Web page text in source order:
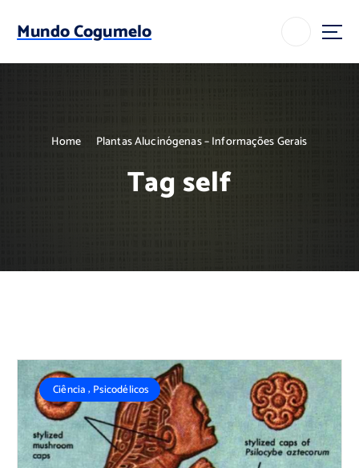
p
Mundo Cogumelo
Home Plantas Alucinógenas – Informações Gerais
Tag self
Ciência, Psicodélicos